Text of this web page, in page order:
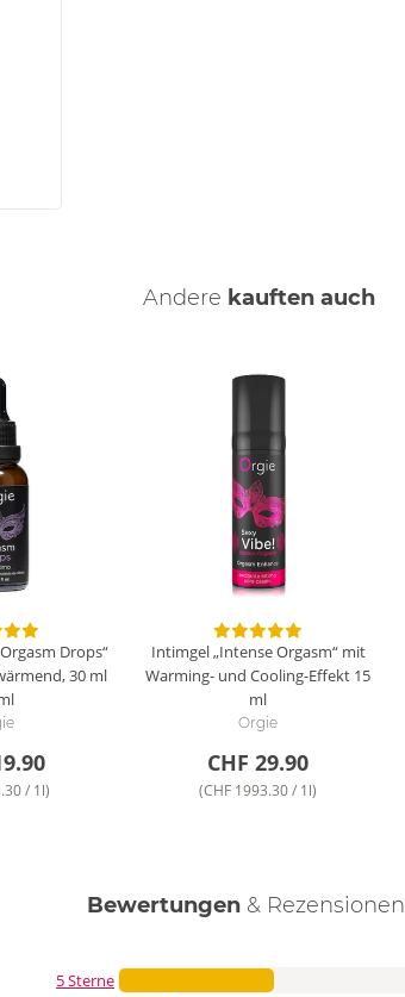
Andere kauften auch
Drops“
30 ml
/ 1l)
Intimgel „Intense Orgasm“ mit
Warming- und Cooling-Effekt 15
ml
Orgie
CHF 29.90
(CHF 1993.30 / 1l)
Bewertungen & Rezensionen
5 Sterne